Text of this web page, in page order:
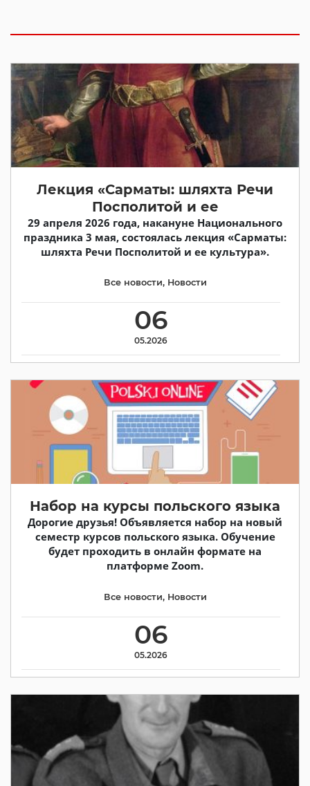
Лекция «Сарматы: шляхта Речи
Посполитой и ее
29 апреля 2026 года, накануне Национального
праздника 3 мая, состоялась лекция «Сарматы:
шляхта Речи Посполитой и ее культура».
06
05.2026
Все новости, Новости
Набор на курсы польского языка
Дорогие друзья! Объявляется набор на новый
семестр курсов польского языка. Обучение
будет проходить в онлайн формате на
платформе Zoom.
06
05.2026
Все новости, Новости